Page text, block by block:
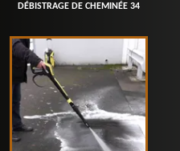
DÉBISTRAGE DE CHEMINÉE 34